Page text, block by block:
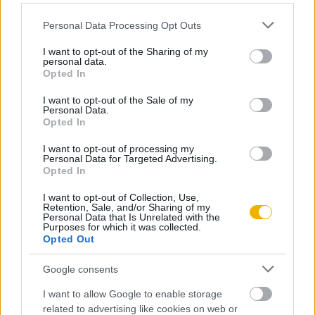
Please note that this website/app uses one or more Google
not limited to your visit or usage behaviour. You may click to
grant or deny consent to Google and its third-party tags to
use your data for below specified purposes in below Google
consent section.
Personal Data Processing Opt Outs
I want to opt-out of the Sharing of my
personal data.
Opted In
I want to opt-out of the Sale of my
Personal Data.
Opted In
I want to opt-out of processing my
Personal Data for Targeted Advertising.
Opted In
I want to opt-out of Collection, Use,
Retention, Sale, and/or Sharing of my
Personal Data that Is Unrelated with the
Purposes for which it was collected.
Opted Out
Google consents
I want to allow Google to enable storage
related to advertising like cookies on web or
KIPRÓBÁLOM 200 FT-ÉRT
Már előfizetőnk?Ha már regisztrált a Rubicon
Online-on, kattintson ide:
Ha még nem
rendelkezik felhasználói fiókkal, kattintson ide:
REGISZTRÁCIÓ.
Szerző
Nánay Mihály
Ismerje meg